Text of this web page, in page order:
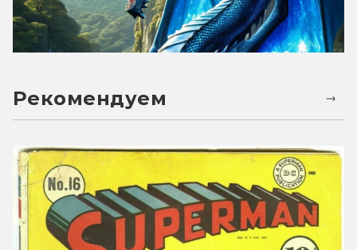
Рекомендуем